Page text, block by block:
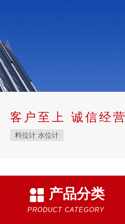
客户至上 诚信经营
料位计 水位计
产品分类
PRODUCT CATEGORY